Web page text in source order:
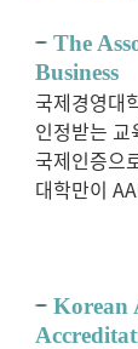
The
Business
국제경영대
인정받는
국제인증으
대학만이
Korean